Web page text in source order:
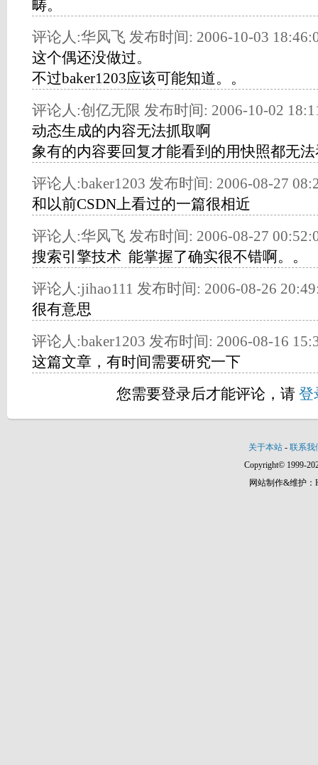
畴。
评论人:华风飞 发布时间: 2006-10-03
这个偶还没做过。
不过baker1203应该可能知道。。
评论人:创亿无限 发布时间: 2006-10-02
动态生成的内容无法抓取啊
象有的内容要回复才能看到的用快照都无
评论人:baker1203 发布时间: 2006-08-27
和以前CSDN上看过的一篇很相近
评论人:华风飞 发布时间: 2006-08-27
搜索引擎技术 能掌握了确实很不错啊。。
评论人:jihao111 发布时间: 2006-08-26
很有意思
评论人:baker1203 发布时间: 2006-08-16
这篇文章，有时间需要研究一下
您需要登录后才能评论，请 登
关于本站 - 联系我
Copyright© 1999-
网站制作&维护